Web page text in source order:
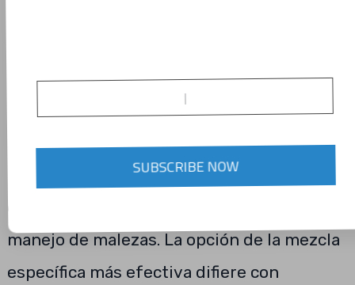
difieren debido a los muchos procesos
necesarios para plantar vida. Estos
productos químicos son usualmente
efectivos cuando se usan con la práctica
cultural adecuada en un programa de
manejo de malezas. La opción de la mezcla
específica más efectiva difiere con
SUBSCRIBE NOW